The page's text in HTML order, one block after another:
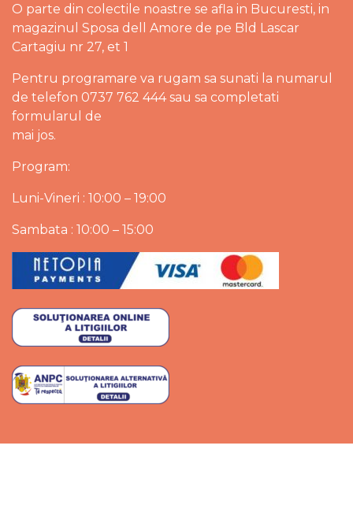
O parte din colectile noastre se afla in Bucuresti, in
magazinul Sposa dell Amore de pe Bld Lascar
Cartagiu nr 27, et 1
Pentru programare va rugam sa sunati la numarul
de telefon 0737 762 444 sau sa completati
formularul de
mai jos.
Program:
Luni-Vineri : 10:00 – 19:00
Sambata : 10:00 – 15:00